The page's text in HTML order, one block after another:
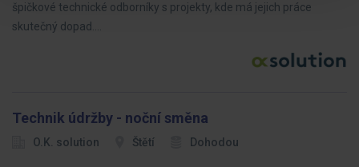
špičkové technické odborníky s projekty, kde má jejich práce
skutečný dopad.…
Technik údržby - noční směna
O.K. solution Štětí Dohodou